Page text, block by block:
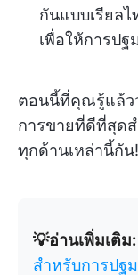
กันแบบเรียล
เพื่อให้การป
ตอนนี้ที่คุณรู้แล้ว
การขายที่ดีที่สุด
ทุกด้านเหล่านี้กัน!
💡อ่านเพิ่มเติม:
สำหรับการปฐ